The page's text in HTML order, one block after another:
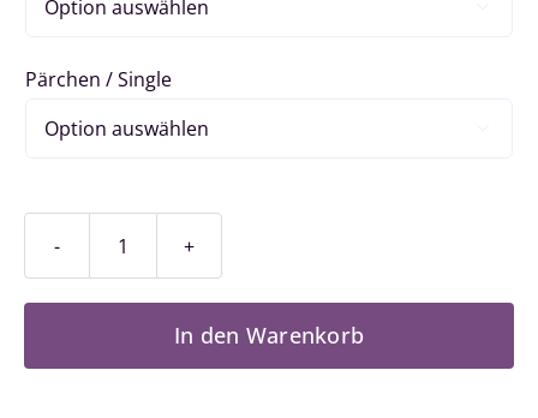
Pärchen / Single
Goldstar-
In den Warenkorb